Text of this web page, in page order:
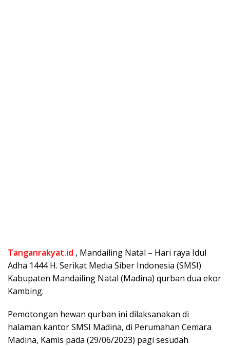
Tanganrakyat.id , Mandailing Natal – Hari raya Idul
Adha 1444 H. Serikat Media Siber Indonesia (SMSI)
Kabupaten Mandailing Natal (Madina) qurban dua ekor
Kambing.
Pemotongan hewan qurban ini dilaksanakan di
halaman kantor SMSI Madina, di Perumahan Cemara
Madina, Kamis pada (29/06/2023) pagi sesudah